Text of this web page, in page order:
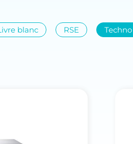
blanc RSE Techno